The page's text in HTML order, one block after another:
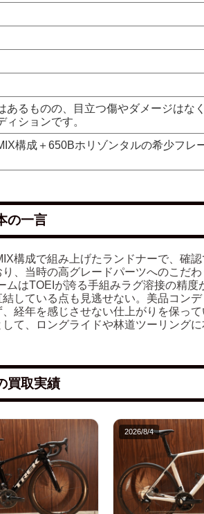
あるものの、目立つ傷やダメージはな
ィションです。
構成＋650Bホリゾンタルの希少フレ
の一言
構成で組み上げたランドナーで、確
、当時の高グレードパーツへのこだ
はTOEIが誇る手組みラグ溶接の精度
している点も見逃せない。美品コン
経年を感じさせない仕上がりを保っ
て、ロングライドや林道ツーリング
買取実績
2026/8/4